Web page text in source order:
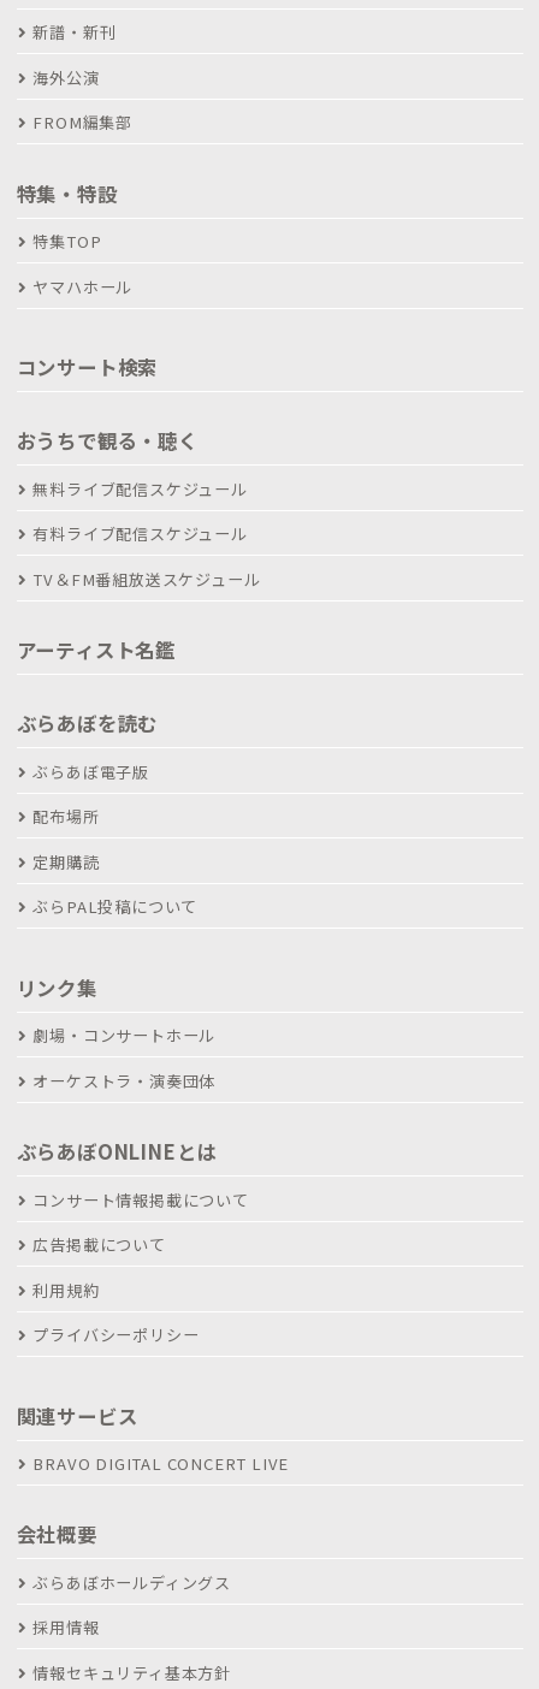
新譜・新刊
海外公演
FROM編集部
特集・特設
特集TOP
ヤマハホール
コンサート検索
おうちで観る・聴く
無料ライブ配信スケジュール
有料ライブ配信スケジュール
TV＆FM番組放送スケジュール
アーティスト名鑑
ぶらあぼを読む
ぶらあぼ電子版
配布場所
定期購読
ぶらPAL投稿について
リンク集
劇場・コンサートホール
オーケストラ・演奏団体
ぶらあぼONLINEとは
コンサート情報掲載について
広告掲載について
利用規約
プライバシーポリシー
関連サービス
BRAVO DIGITAL CONCERT LIVE
会社概要
ぶらあぼホールディングス
採用情報
情報セキュリティ基本方針